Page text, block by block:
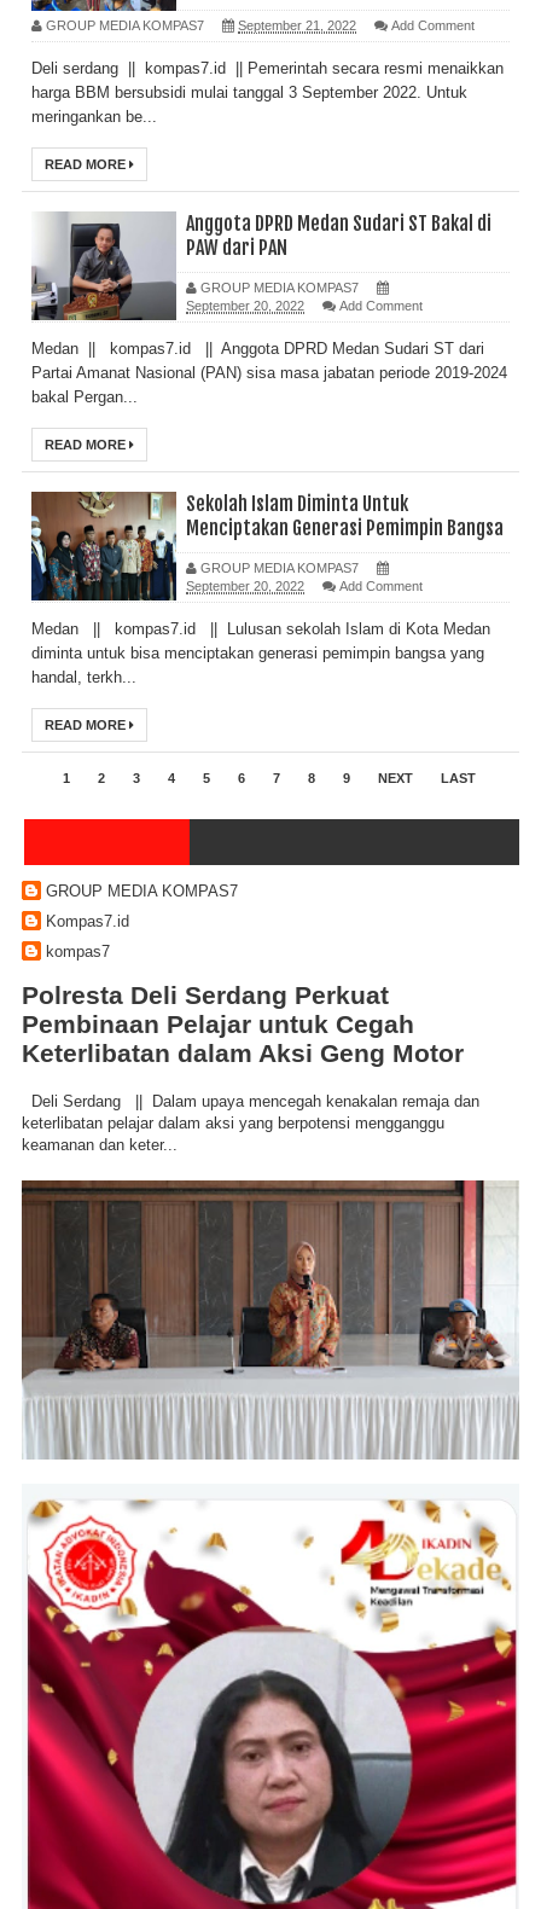
GROUP MEDIA KOMPAS7 September 21, 2022 Add Comment
Deli serdang || kompas7.id || Pemerintah secara resmi menaikkan
harga BBM bersubsidi mulai tanggal 3 September 2022. Untuk
meringankan be...
READ MORE
Anggota DPRD Medan Sudari ST Bakal di
PAW dari PAN
GROUP MEDIA KOMPAS7
September 20, 2022
Add Comment
Medan || kompas7.id || Anggota DPRD Medan Sudari ST dari
Partai Amanat Nasional (PAN) sisa masa jabatan periode 2019-2024
bakal Pergan...
READ MORE
Sekolah Islam Diminta Untuk
Menciptakan Generasi Pemimpin Bangsa
GROUP MEDIA KOMPAS7
September 20, 2022
Add Comment
Medan || kompas7.id || Lulusan sekolah Islam di Kota Medan
diminta untuk bisa menciptakan generasi pemimpin bangsa yang
handal, terkh...
READ MORE
1 2 3 4 5 6 7 8 9 NEXT LAST
GROUP MEDIA KOMPAS7
Kompas7.id
kompas7
Polresta Deli Serdang Perkuat
Pembinaan Pelajar untuk Cegah
Keterlibatan dalam Aksi Geng Motor
Deli Serdang || Dalam upaya mencegah kenakalan remaja dan
keterlibatan pelajar dalam aksi yang berpotensi mengganggu
keamanan dan keter...